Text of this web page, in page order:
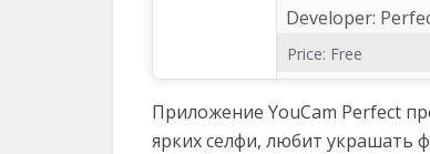
Developer:
Price: Free
Приложение YouCam Perfect
ярких селфи, любит украшать